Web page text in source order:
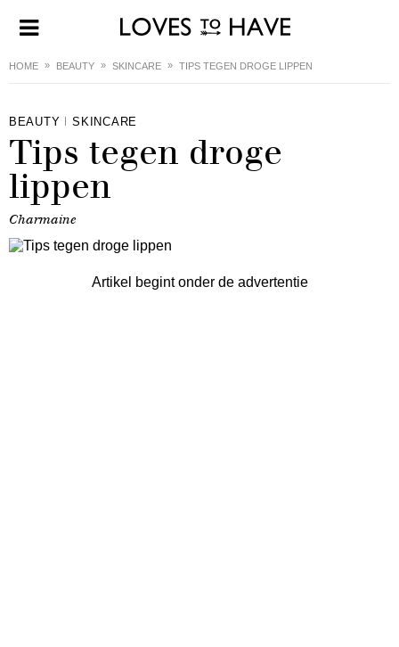
HOME BEAUTY SKINCARE TIPS TEGEN DROGE LIPPEN
BEAUTY SKINCARE
Tips tegen droge
lippen
Charmaine
Artikel begint onder de advertentie